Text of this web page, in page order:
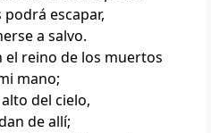
escapar,
a salvo.
el reino de los muertos
mano;
del cielo,
de allí;